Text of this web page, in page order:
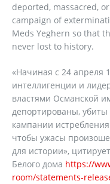
deported, massacred,
campaign of
Meds Yeghern so that
never lost to history.
«Начиная с 24 апреля
интеллигенции и
властями Османской
депортированы,
кампании
чтобы ужасы
для истории»,
Белого дома https://
room/statements-